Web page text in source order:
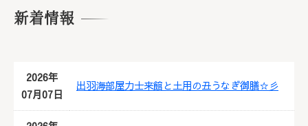
新着情報
2026年
07月07日
出羽海部屋力士来館と土用の丑うなぎ御膳☆彡